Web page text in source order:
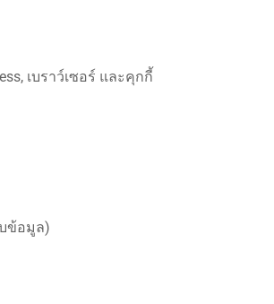
เบราว์เซอร์ และคุกกี้
ข้อมูล)